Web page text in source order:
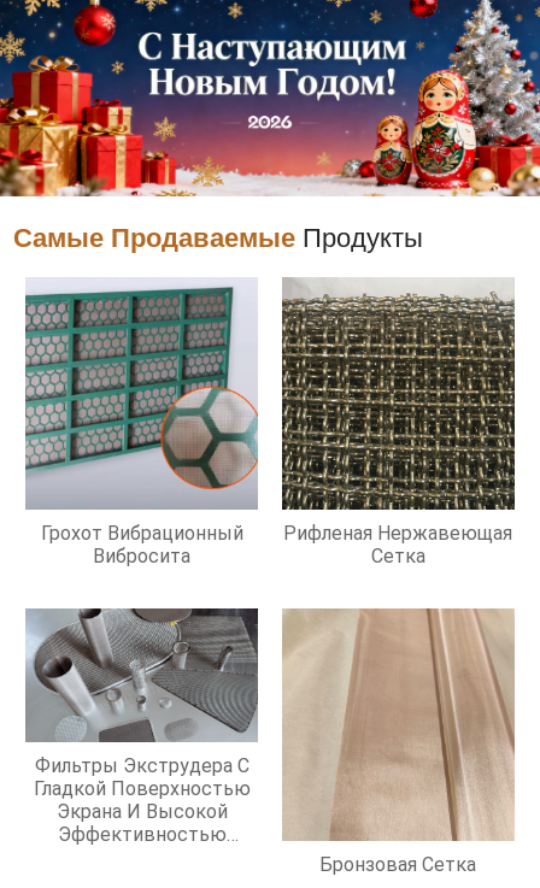
Самые Продаваемые Продукты
Грохот Вибрационный
Вибросита
Рифленая Нержавеющая
Сетка
Фильтры Экструдера С
Гладкой Поверхностью
Экрана И Высокой
Эффективностью
Бронзовая Сетка